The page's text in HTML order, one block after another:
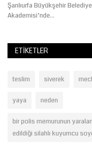
Şanlıurfa Büyükşehir
Akademisi’nde...
ETIKETLER
teslim siverek
yaya neden
bir polis memurunun
edildiği silahlı kuyumcu